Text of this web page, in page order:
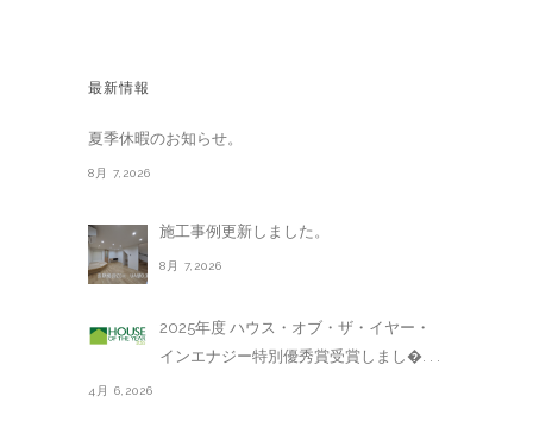
最新情報
夏季休暇のお知らせ。
8月 7,2026
施工事例更新しました。
8月 7,2026
2025年度 ハウス・オブ・ザ・イヤー・
インエナジー特別優秀賞受賞しまし�. . .
4月 6,2026